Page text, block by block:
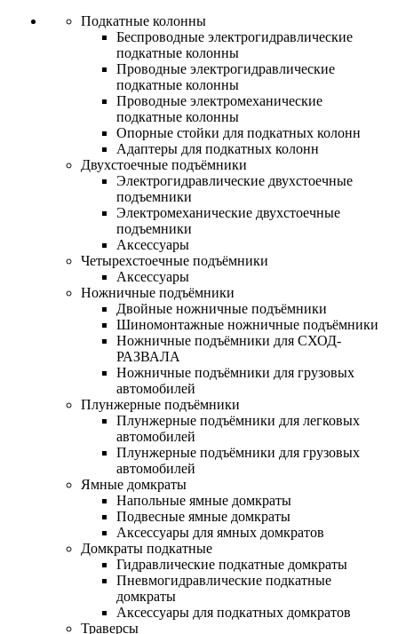
Подкатные колонны
Беспроводные электрогидравлические
подкатные колонны
Проводные электрогидравлические
подкатные колонны
Проводные электромеханические
подкатные колонны
Опорные стойки для подкатных колонн
Адаптеры для подкатных колонн
Двухстоечные подъёмники
Электрогидравлические двухстоечные
подъемники
Электромеханические двухстоечные
подъемники
Аксессуары
Четырехстоечные подъёмники
Аксессуары
Ножничные подъёмники
Двойные ножничные подъёмники
Шиномонтажные ножничные подъёмники
Ножничные подъёмники для СХОД-
РАЗВАЛА
Ножничные подъёмники для грузовых
автомобилей
Плунжерные подъёмники
Плунжерные подъёмники для легковых
автомобилей
Плунжерные подъёмники для грузовых
автомобилей
Ямные домкраты
Напольные ямные домкраты
Подвесные ямные домкраты
Аксессуары для ямных домкратов
Домкраты подкатные
Гидравлические подкатные домкраты
Пневмогидравлические подкатные
домкраты
Аксессуары для подкатных домкратов
Траверсы